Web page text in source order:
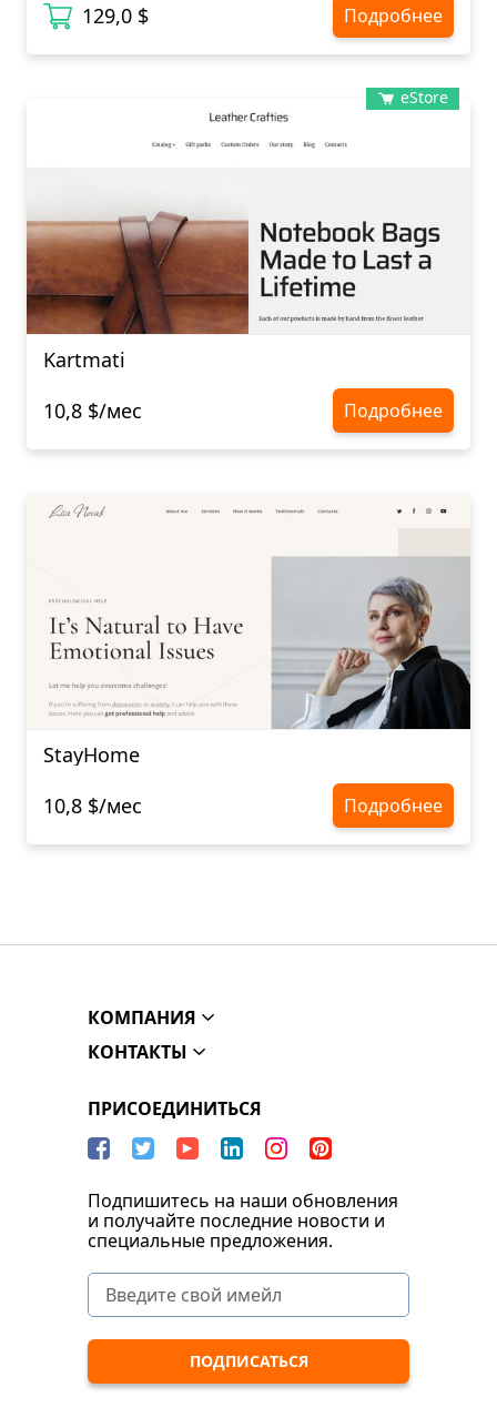
129,0 $
Подробнее
eStore
Kartmati
10,8 $/мес
Подробнее
StayHome
10,8 $/мес
Подробнее
КОМПАНИЯ
КОНТАКТЫ
ПРИСОЕДИНИТЬСЯ
Подпишитесь на наши обновления
и получайте последние новости и
специальные предложения.